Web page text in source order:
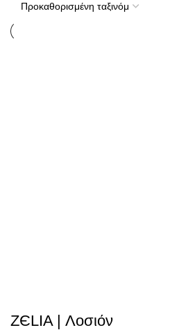
ZЄLIA | Λοσιόν